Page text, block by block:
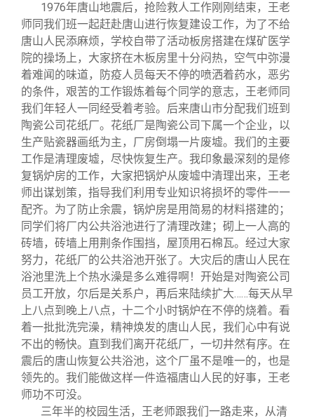
1976年唐山地震后，抢险救人工作刚刚结束，王老
师同我们班一起赶赴唐山进行恢复建设工作，为了不给
唐山人民添麻烦，学校自带了活动板房搭建在煤矿医学
院的操场上，大家挤在木板房里十分闷热，空气中弥漫
着难闻的味道，防疫人员每天不停的喷洒着药水，恶劣
的条件，艰苦的工作锻炼着每个同学的意志，王老师同
我们年轻人一同经受着考验。后来唐山市分配我们班到
陶瓷公司花纸厂。花纸厂是陶瓷公司下属一个企业，以
生产贴瓷器画纸为主，厂房倒塌一片废墟。我们的主要
工作是清理废墟，尽快恢复生产。我印象最深刻的是修
复锅炉房的工作，大家把锅炉从废墟中清理出来，王老
师出谋划策，指导我们利用专业知识将损坏的零件一一
配齐。为了防止余震，锅炉房是用简易的材料搭建的；
同学们将厂内公共浴池进行了清理改建；砌上一人高的
砖墙，砖墙上用荆条作围挡，屋顶用石棉瓦。经过大家
努力，花纸厂的公共浴池开张了。大灾后的唐山人民在
浴池里洗上个热水澡是多么难得啊！开始是对陶瓷公司
员工开放，尔后是关系户，再后来陆续扩大……每天从早
上八点到晚上八点，十二个小时锅炉在不停的烧着。看
着一批批洗完澡，精神焕发的唐山人民，我们心中有说
不出的畅快。直到我们离开花纸厂，一切井然有序。在
震后的唐山恢复公共浴池，这个厂虽不是唯一的，也是
领先的。我们能做这样一件造福唐山人民的好事，王老
师功不可没。
三年半的校园生活，王老师跟我们一路走来，从清